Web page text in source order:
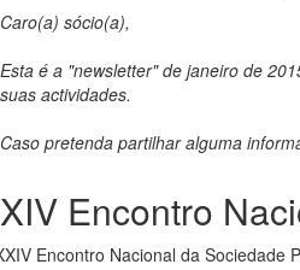
Caro(a) sócio(a),
Esta é a "newsletter" de janeiro de
suas actividades.
Caso pretenda partilhar alguma
Encontro
Encontro Nacional da Sociedade